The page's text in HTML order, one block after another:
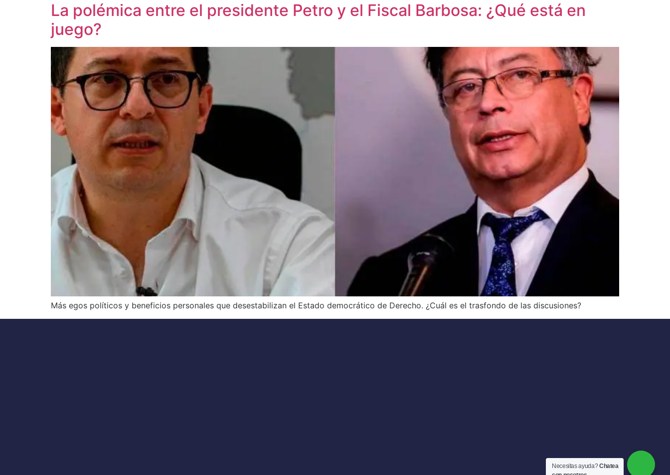
La polémica entre el presidente Petro y el Fiscal Barbosa: ¿Qué está en
juego?
Más egos políticos y beneficios personales que desestabilizan el Estado democrático de Derecho. ¿Cuál es el trasfondo de las discusiones?
Necesitas ayuda?Chatea